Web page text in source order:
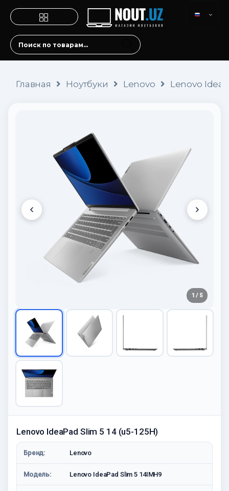
Главная Ноутбуки Lenovo Lenovo
1 / 5
Lenovo IdeaPad Slim 5 14 (u5-125H)
Бренд: Lenovo
Модель: Lenovo IdeaPad Slim 5 14IMH9